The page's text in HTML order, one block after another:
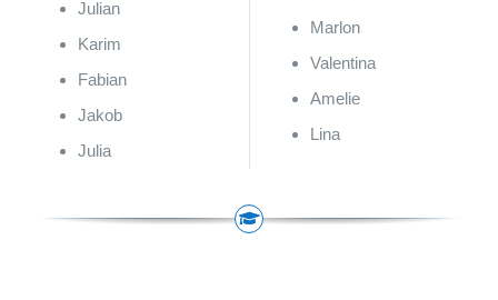
Julian
Karim
Fabian
Jakob
Julia
Marlon
Valentina
Amelie
Lina